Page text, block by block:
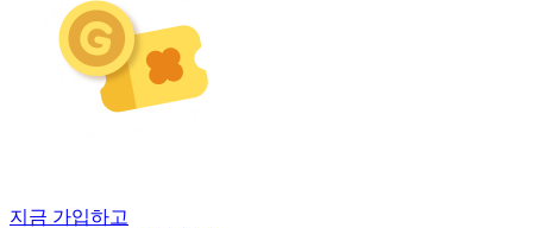
지금 가입하고